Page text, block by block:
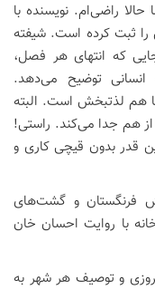
راضی‌ام. نویسنده با
ثبت کرده است. شیفته
که انتهای هر فصل،
توضیح می‌دهد.
هم لذتبخش است. البته
هم جدا می‌کند. راستی!
قدر بدون قیچی کاری و
و گشت‌های
با روایت احسان خان
و توصیف هر شهر به